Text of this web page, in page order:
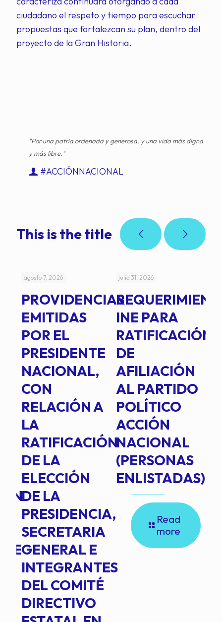
ciudadano el respeto y tiempo para escuchar
propuestas que fortalezcan su plan, dentro del
proyecto de la Gran Historia.
"Por una patria ordenada y generosa, y una vida más digna
y más libre."
#ACCIÓNNACIONAL
This is the title
agosto 7, 2026
PROVIDENCIAS
EMITIDAS
POR EL
PRESIDENTE
NACIONAL,
CON
RELACIÓN A
LA
RATIFICACIÓN
DE LA
ELECCIÓN
DE LA
PRESIDENCIA,
SECRETARIA
GENERAL E
INTEGRANTES
DEL COMITÉ
DIRECTIVO
julio 31, 2026
INE PARA
RATIFICACIÓN
DE
AFILIACIÓN
AL PARTIDO
POLÍTICO
ACCIÓN
NACIONAL
(PERSONAS
ENLISTADAS)
Read
more